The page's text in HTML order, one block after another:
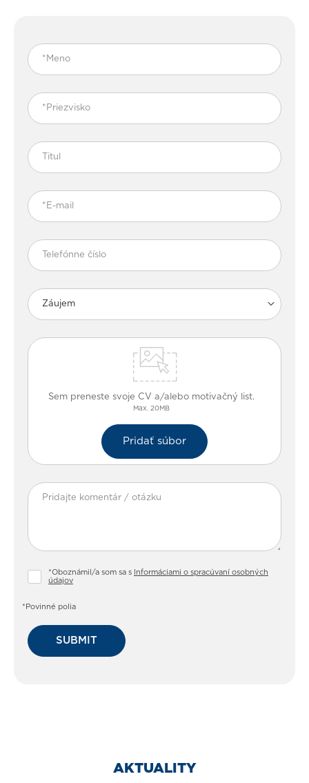
Záujem
Sem preneste svoje CV a/alebo motivačný list.
Max. 20MB
Pridať súbor
*Oboznámil/a som sa s
Informáciami o spracúvaní osobných
údajov
*Povinné polia
SUBMIT
AKTUALITY